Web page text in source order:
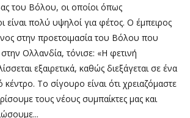
του Βόλου, οι οποίοι όπως
είναι πολύ υψηλοί για φέτος. Ο έμπειρος
στην προετοιμασία του Βόλου που
στην Ολλανδία, τόνισε: «Η φετινή
εξαιρετικά, καθώς διεξάγεται σε ένα
Το σίγουρο είναι ότι χρειαζόμαστε
τους νέους συμπαίκτες μας και